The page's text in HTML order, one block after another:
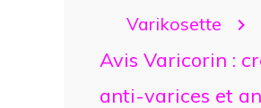
Varikosette
Avis Varicorin :
anti-varices et